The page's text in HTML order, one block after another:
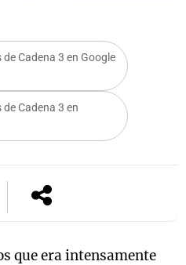
Cadena 3 en Google
Cadena 3 en
que era intensamente